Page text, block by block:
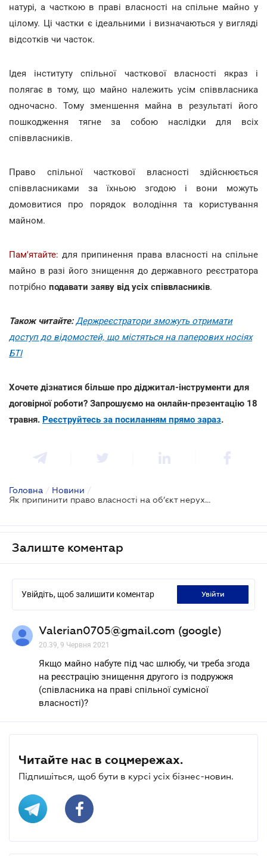
натурі, а часткою в праві власності на спільне майно у
цілому. Ці частки є ідеальними і визначаються у вигляді
відсотків чи часток.
Ідея інституту спільної часткової власності якраз і
полягає в тому, що майно належить усім співвласника
одночасно. Тому зменшення майна в результаті його
пошкодження тягне за собою наслідки для всіх
співвласників.
Право спільної часткової власності здійснюється
співвласниками за їхньою згодою і вони можуть
домовитися про порядок володіння та користування
майном.
Пам'ятайте: для припинення права власності на спільне
майно в разі його знищення до державного реєстратора
потрібно подавати заяву від усіх співвласників.
Також читайте:Держреєстратори зможуть отримати
доступ до відомостей, що містяться на паперових носіях
БТІ
Хочете дізнатися більше про діджитал-інструменти для
договірної роботи? Запрошуємо на онлайн-презентацію 18
травня. Реєструйтесь за посиланням прямо зараз.
Головна / Новини /
Як припинити право власності на об’єкт нерухомого майна, який знищено
Залиште коментар
Увійдіть, щоб залишити коментар увійти
Valerian0705@gmail.com (google)
20.39, 9 Червня 2021
Якщо майно набуте під час шлюбу, чи треба згода
на реєстрацію знищення другого із подружжя
(співласника на праві спільної сумісної
власності)?
Читайте нас в соцмережах.
Підпишіться, щоб бути в курсі усіх бізнес-новин.